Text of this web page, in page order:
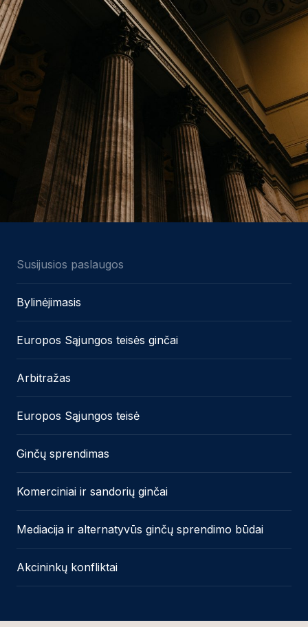
Susijusios paslaugos
Bylinėjimasis
Europos Sąjungos teisės ginčai
Arbitražas
Europos Sąjungos teisė
Ginčų sprendimas
Komerciniai ir sandorių ginčai
Mediacija ir alternatyvūs ginčų sprendimo būdai
Akcininkų konfliktai